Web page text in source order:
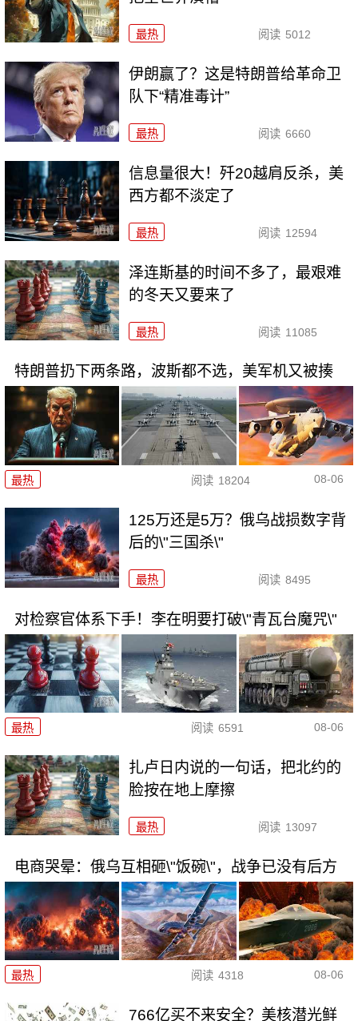
最热 阅读 5012
伊朗赢了？这是特朗普给革命卫
队下“精准毒计”
最热 阅读 6660
信息量很大！歼20越肩反杀，美
西方都不淡定了
最热 阅读 12594
泽连斯基的时间不多了，最艰难
的冬天又要来了
最热 阅读 11085
特朗普扔下两条路，波斯都不选，美军机又被揍
最热 阅读 18204 08-06
125万还是5万？俄乌战损数字背
后的\"三国杀\"
最热 阅读 8495
对检察官体系下手！李在明要打破\"青瓦台魔咒\"
最热 阅读 6591 08-06
扎卢日内说的一句话，把北约的
脸按在地上摩擦
最热 阅读 13097
电商哭晕：俄乌互相砸\"饭碗\"，战争已没有后方
最热 阅读 4318 08-06
766亿买不来安全？美核潜光鲜